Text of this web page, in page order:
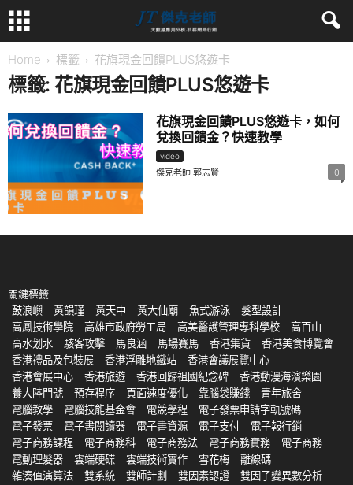
Home 標籤 花旗現金回饋PLUS悠遊卡
標籤: 花旗現金回饋PLUS悠遊卡
花旗現金回饋PLUS悠遊卡，如何
兌換回饋金？快速教學
video
傑克老師 郭志賢 0
關鍵標籤
鼓浪嶼
黃韻瑾 黃天中 黃大仙廟 魚式游泳
髮型設計
高鳳技術學院
高雄市政府勞工局 高美醫護管理專科學校
高百山
高水划水
駭客攻擊 馬良涵 馬場賽馬 香港集貨
香港美食博覽會
香港禮品及包裝展
香港浮雕地鐵站
香港會議展覽中心
香港會展中心
香港旅遊 香港回歸祖國紀念碑
香港動漫海濱樂園
養大陸門號
預存程序 頁面速度優化 靠腦袋賺錢
青年旅舍
電腦教學
電腦技能基金會 電競學程
電子發票申請字軌號碼
電子發票
電子書閱讀器 電子書資源 電子支付
電子報行銷
電子商務課程
電子商務科 電子商務法 電子商務實務
電子商務
電動理髮器
雲端硬碟 雲端技術實作 雪花梅
離線碼
雜湊值演算法
雙系統 雙師計劃 雙因素認證
雙因子變異數分析